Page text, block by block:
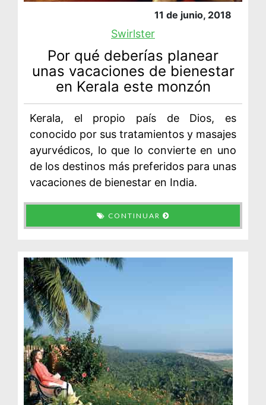
11 de junio, 2018
Swirlster
Por qué deberías planear
unas vacaciones de bienestar
en Kerala este monzón
Kerala, el propio país de Dios, es
conocido por sus tratamientos y masajes
ayurvédicos, lo que lo convierte en uno
de los destinos más preferidos para unas
vacaciones de bienestar en India.
CONTINUAR